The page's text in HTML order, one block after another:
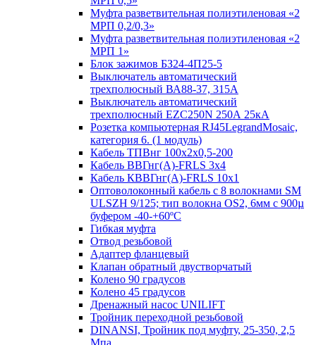
Муфта разветвительная полиэтиленовая «2
МРП 0,2/0,3»
Муфта разветвительная полиэтиленовая «2
МРП 1»
Блок зажимов БЗ24-4П25-5
Выключатель автоматический
трехполюсный ВА88-37, 315А
Выключатель автоматический
трехполюсный EZC250N 250А 25кА
Розетка компьютерная RJ45LegrandMosaic,
категория 6. (1 модуль)
Кабель ТПВнг 100х2х0,5-200
Кабель ВВГнг(А)-FRLS 3х4
Кабель КВВГнг(А)-FRLS 10х1
Оптоволоконный кабель с 8 волокнами SM
ULSZH 9/125; тип волокна OS2, 6мм с 900µ
буфером -40-+60ºC
Гибкая муфта
Отвод резьбовой
Адаптер фланцевый
Клапан обратный двустворчатый
Колено 90 градусов
Колено 45 градусов
Дренажный насос UNILIFT
Тройник переходной резьбовой
DINANSI, Тройник под муфту, 25-350, 2,5
Мпа